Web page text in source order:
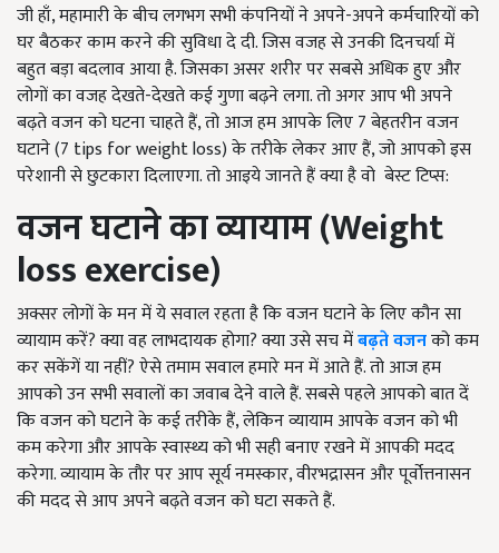
जी हाँ, महामारी के बीच लगभग सभी कंपनियों ने अपने-अपने कर्मचारियों को
घर बैठकर काम करने की सुविधा दे दी. जिस वजह से उनकी दिनचर्या में
बहुत बड़ा बदलाव आया है. जिसका असर शरीर पर सबसे अधिक हुए और
लोगों का वजह देखते-देखते कई गुणा बढ़ने लगा. तो अगर आप भी अपने
बढ़ते वजन को घटना चाहते हैं, तो आज हम आपके लिए 7 बेहतरीन वजन
घटाने (7 tips for weight loss) के तरीके लेकर आए हैं, जो आपको इस
परेशानी से छुटकारा दिलाएगा. तो आइये जानते हैं क्या है वो बेस्ट टिप्स:
वजन घटाने का व्यायाम(Weight
loss exercise)
अक्सर लोगों के मन में ये सवाल रहता है कि वजन घटाने के लिए कौन सा
व्यायाम करें? क्या वह लाभदायक होगा? क्या उसे सच मेंबढ़ते वजनको कम
कर सकेंगें या नहीं? ऐसे तमाम सवाल हमारे मन में आते हैं. तो आज हम
आपको उन सभी सवालों का जवाब देने वाले हैं. सबसे पहले आपको बात दें
कि वजन को घटाने के कई तरीके हैं, लेकिन व्यायाम आपके वजन को भी
कम करेगा और आपके स्वास्थ्य को भी सही बनाए रखने में आपकी मदद
करेगा. व्यायाम के तौर पर आप सूर्य नमस्कार, वीरभद्रासन और पूर्वोत्तनासन
की मदद से आप अपने बढ़ते वजन को घटा सकते हैं.